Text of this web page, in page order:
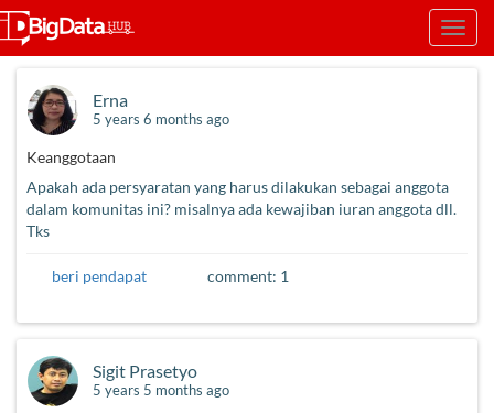
Skip
main
Erna
5 years 6 months ago
Keanggotaan
Apakah ada persyaratan yang harus dilakukan sebagai anggota
dalam komunitas ini? misalnya ada kewajiban iuran anggota dll.
Tks
beri pendapat comment: 1
Sigit Prasetyo
5 years 5 months ago